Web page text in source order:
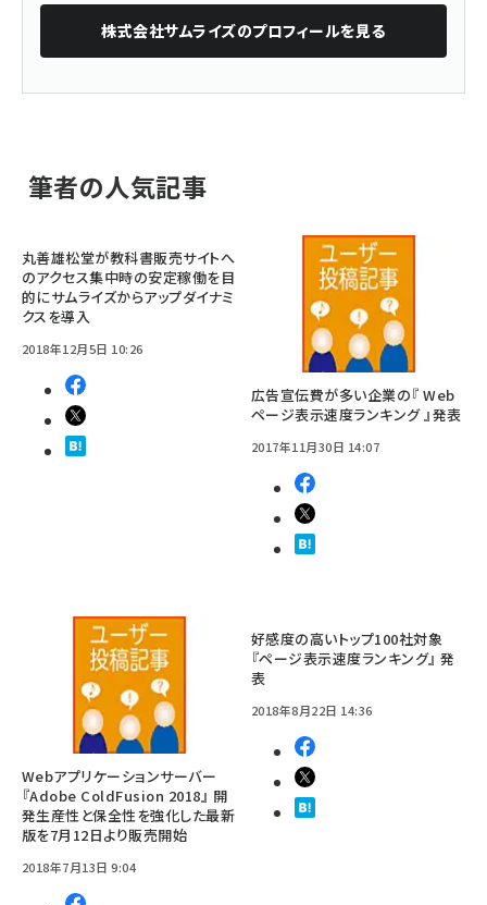
株式会社サムライズのプロフィールを見る
筆者の人気記事
丸善雄松堂が教科書販売サイトへ
のアクセス集中時の安定稼働を目
的にサムライズからアップダイナミ
クスを導入
2018年12月5日 10:26
広告宣伝費が多い企業の『 Web
ページ表示速度ランキング 』発表
2017年11月30日 14:07
Webアプリケーションサーバー
『Adobe ColdFusion 2018』 開
発生産性と保全性を強化した最新
版を7月12日より販売開始
2018年7月13日 9:04
好感度の高いトップ100社対象
『ページ表示速度ランキング』 発
表
2018年8月22日 14:36